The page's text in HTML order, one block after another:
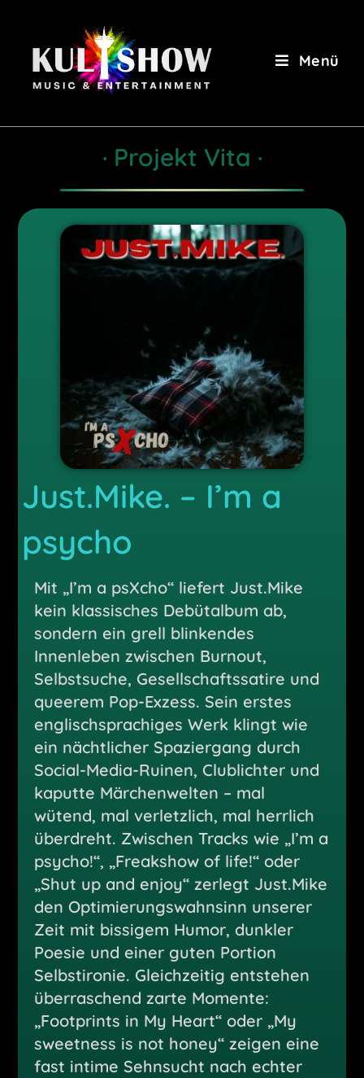
Menü
· Projekt Vita ·
Just.Mike. – I’m a
psycho
Mit „I’m a psXcho“ liefert Just.Mike
kein klassisches Debütalbum ab,
sondern ein grell blinkendes
Innenleben zwischen Burnout,
Selbstsuche, Gesellschaftssatire und
queerem Pop-Exzess. Sein erstes
englischsprachiges Werk klingt wie
ein nächtlicher Spaziergang durch
Social-Media-Ruinen, Clublichter und
kaputte Märchenwelten – mal
wütend, mal verletzlich, mal herrlich
überdreht. Zwischen Tracks wie „I’m a
psycho!“, „Freakshow of life!“ oder
„Shut up and enjoy“ zerlegt Just.Mike
den Optimierungswahnsinn unserer
Zeit mit bissigem Humor, dunkler
Poesie und einer guten Portion
Selbstironie. Gleichzeitig entstehen
überraschend zarte Momente:
„Footprints in My Heart“ oder „My
sweetness is not honey“ zeigen eine
fast intime Sehnsucht nach echter